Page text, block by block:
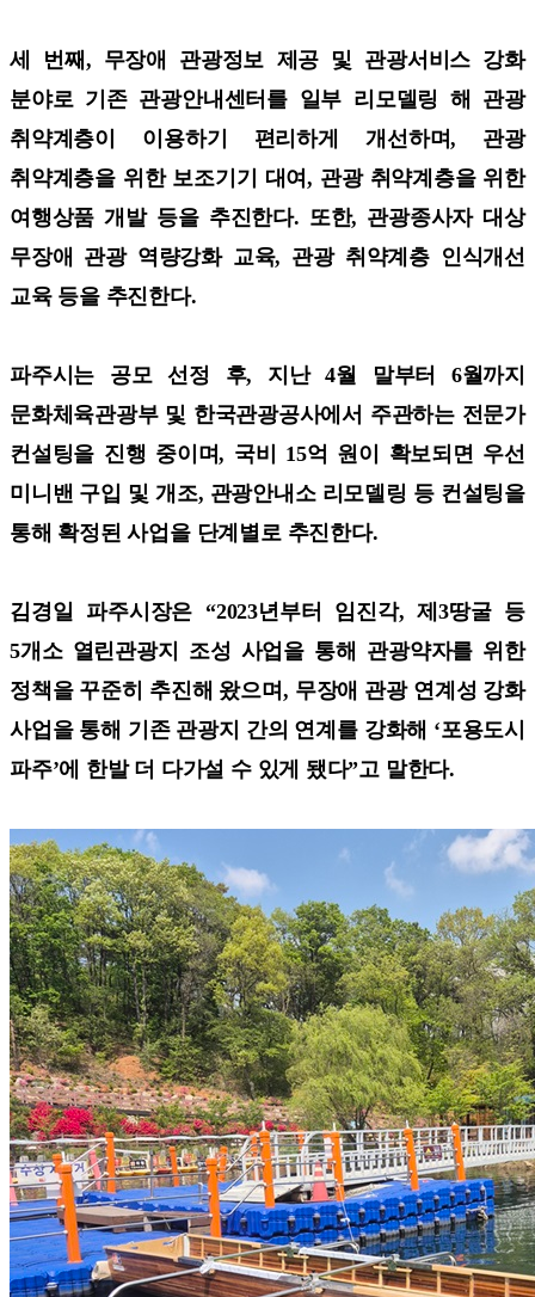
세 번째, 무장애 관광정보 제공 및 관광서비스 강화
분야로 기존 관광안내센터를 일부 리모델링 해 관광
취약계층이 이용하기 편리하게 개선하며, 관광
취약계층을 위한 보조기기 대여, 관광 취약계층을 위한
여행상품 개발 등을 추진한다. 또한, 관광종사자 대상
무장애 관광 역량강화 교육, 관광 취약계층 인식개선
교육 등을 추진한다.
파주시는 공모 선정 후, 지난 4월 말부터 6월까지
문화체육관광부 및 한국관광공사에서 주관하는 전문가
컨설팅을 진행 중이며, 국비 15억 원이 확보되면 우선
미니밴 구입 및 개조, 관광안내소 리모델링 등 컨설팅을
통해 확정된 사업을 단계별로 추진한다.
김경일 파주시장은 “2023년부터 임진각, 제3땅굴 등
5개소 열린관광지 조성 사업을 통해 관광약자를 위한
정책을 꾸준히 추진해 왔으며, 무장애 관광 연계성 강화
사업을 통해 기존 관광지 간의 연계를 강화해 ‘포용도시
파주’에 한발 더 다가설 수 있게 됐다”고 말한다.